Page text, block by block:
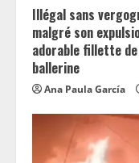
g
Illégal sans
malgré son
adorable fillette
ballerine
Ana Paula García